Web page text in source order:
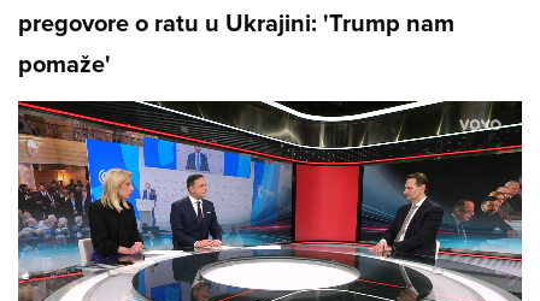
pregovore o ratu u Ukrajini: 'Trump nam
pomaže'